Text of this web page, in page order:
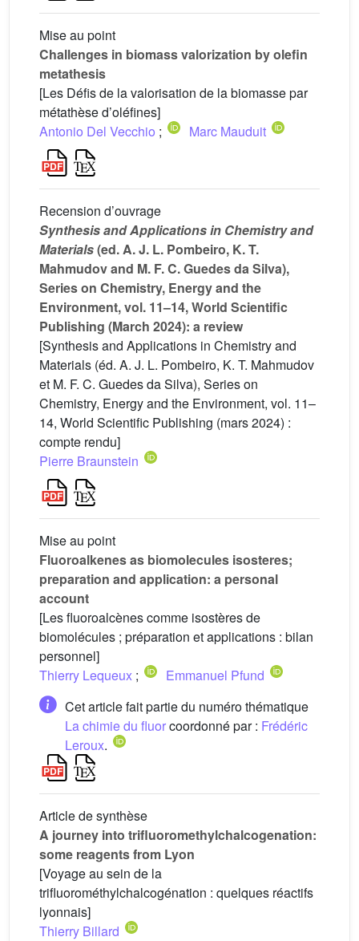
Mise au point
Challenges in biomass valorization by olefin
metathesis
[Les Défis de la valorisation de la biomasse par
métathèse d’oléfines]
Antonio Del Vecchio ; Marc Mauduit
Recension d’ouvrage
Synthesis and Applications in Chemistry and
Materials(ed. A. J. L. Pombeiro, K. T.
Mahmudov and M. F. C. Guedes da Silva),
Series on Chemistry, Energy and the
Environment, vol. 11–14, World Scientific
Publishing (March 2024): a review
[Synthesis and Applications in Chemistry and
Materials (éd. A. J. L. Pombeiro, K. T. Mahmudov
et M. F. C. Guedes da Silva), Series on
Chemistry, Energy and the Environment, vol. 11–
14, World Scientific Publishing (mars 2024) :
compte rendu]
Pierre Braunstein
Mise au point
Fluoroalkenes as biomolecules isosteres;
preparation and application: a personal
account
[Les fluoroalcènes comme isostères de
biomolécules ; préparation et applications : bilan
personnel]
Thierry Lequeux ;
Emmanuel Pfund
Cet article fait partie du numéro thématique
La chimie du fluorcoordonné par : Frédéric
Leroux.
Article de synthèse
A journey into trifluoromethylchalcogenation:
some reagents from Lyon
[Voyage au sein de la
trifluorométhylchalcogénation : quelques réactifs
lyonnais]
Thierry Billard